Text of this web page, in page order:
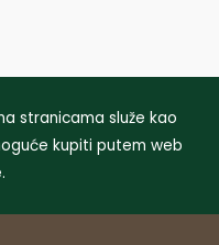
stranicama služe kao
kupiti putem web